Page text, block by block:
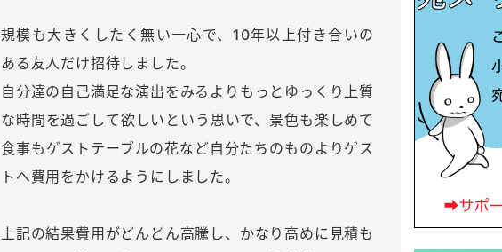
規模も大きくしたく無い一心で、10年以上付き合いの
ある友人だけ招待しました。
自分達の自己満足な演出をみるよりもっとゆっくり上質
な時間を過ごして欲しいという思いで、景色も楽しめて
食事もゲストテーブルの花など自分たちのものよりゲス
トへ費用をかけるようにしました。
上記の結果費用がどんどん高騰し、かなり高めに見積も